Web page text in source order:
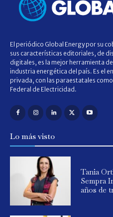
El periódico Global Energy por su
sus características editoriales, de
digitales, es la mejor herramienta
industria energética del país. Es el
privada, con las paraestatales
Federal de Electricidad.
Lo más visto
Tania
Sempra
años de